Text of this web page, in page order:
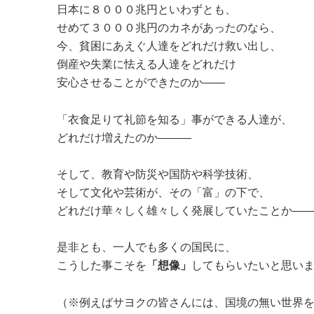
日本に８０００兆円といわずとも、
せめて３０００兆円のカネがあったのなら、
今、貧困にあえぐ人達をどれだけ救い出し、
倒産や失業に怯える人達をどれだけ
安心させることができたのか――
「衣食足りて礼節を知る」事ができる人達が、
どれだけ増えたのか―――
そして、教育や防災や国防や科学技術、
そして文化や芸術が、その「富」の下で、
どれだけ華々しく雄々しく発展していたことか――
是非とも、一人でも多くの国民に、
こうした事こそを 「想像」 してもらいたいと思いま
（※例えばサヨクの皆さんには、国境の無い世界